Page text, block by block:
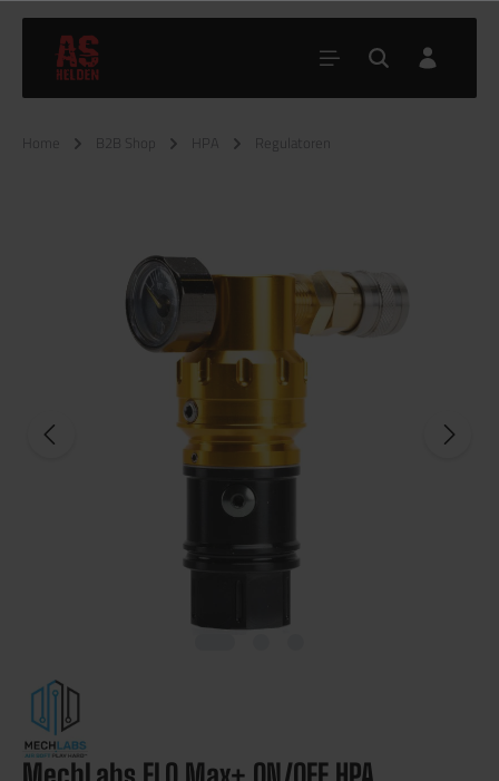
Home B2B Shop HPA Regulatoren